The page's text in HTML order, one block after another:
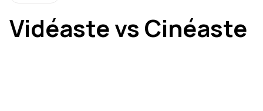
Vidéaste vs Cinéaste